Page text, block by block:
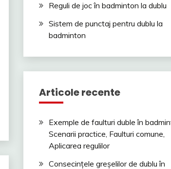
Reguli de joc în badminton la dublu
Sistem de punctaj pentru dublu la
badminton
Articole recente
Exemple de faulturi duble în
Scenarii practice, Faulturi comune,
Aplicarea regulilor
Consecințele greșelilor de dublu în